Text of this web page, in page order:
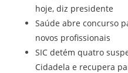
hoje, diz presidente
Saúde abre concurso
novos profissionais
SIC detém quatro
Cidadela e recupera